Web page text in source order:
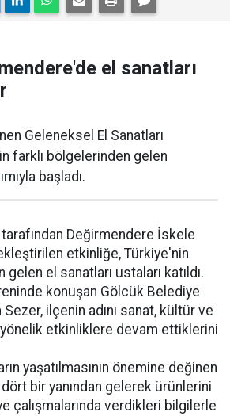
el sanatları
Geleneksel El Sanatları
farklı bölgelerinden gelen
başladı.
Değirmendere İskele
etkinliğe, Türkiye'nin
el sanatları ustaları katıldı.
konuşan Gölcük Belediye
Sezer, ilçenin adını sanat, kültür ve
etkinliklere devam ettiklerini
yaşatılmasının önemine değinen
bir yanından gelerek ürünlerini
çalışmalarında verdikleri bilgilerle